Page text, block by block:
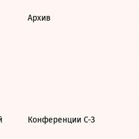
Архив
Конференции С-З